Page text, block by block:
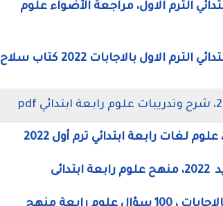
الترم الاول، مراجعة الأضواء علوم
نماذح إمتحانات العلوم الاسترشادية للصف الرابع الابتدائي الترم الاول بالاجابات 2022 كتاب سلاح